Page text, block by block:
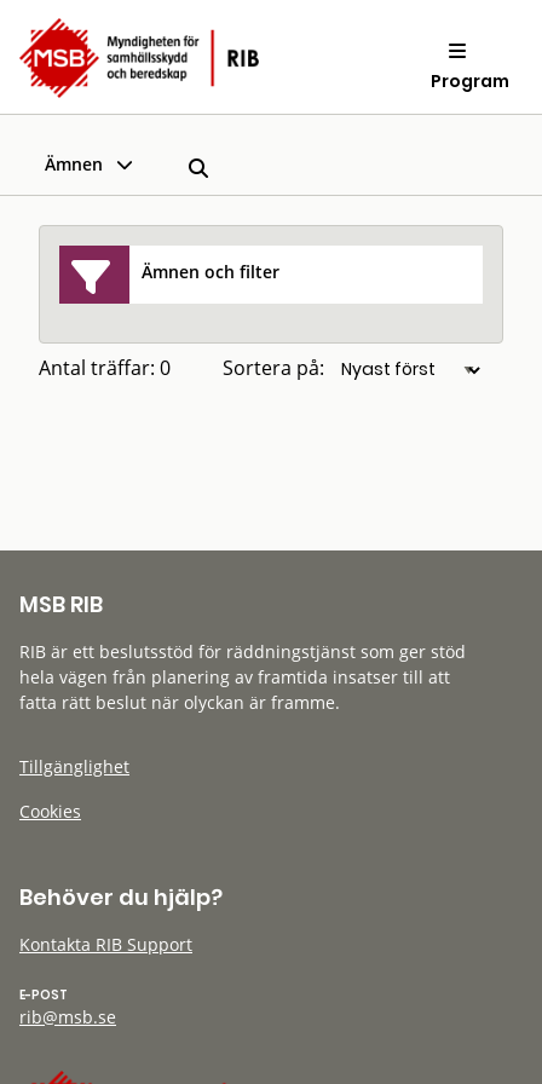
Program
Ämnen
Ämnen och filter
Antal träffar: 0 Sortera på:
MSB RIB
RIB är ett beslutsstöd för räddningstjänst som ger stöd
hela vägen från planering av framtida insatser till att
fatta rätt beslut när olyckan är framme.
Tillgänglighet
Cookies
Behöver du hjälp?
Kontakta RIB Support
E-POST
rib@msb.se